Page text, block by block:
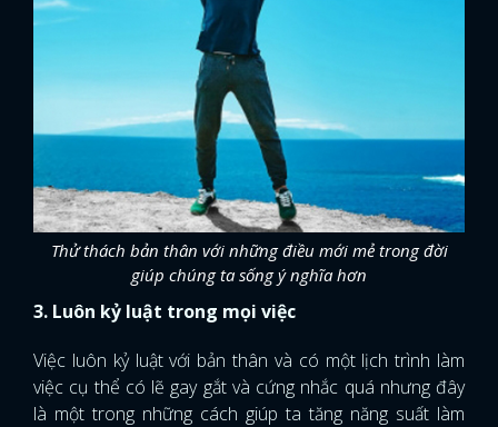
Thử thách bản thân với những điều mới mẻ trong đời
giúp chúng ta sống ý nghĩa hơn
3. Luôn kỷ luật trong mọi việc
Việc luôn kỷ luật với bản thân và có một lịch trình làm
việc cụ thể có lẽ gay gắt và cứng nhắc quá nhưng đây
là một trong những cách giúp ta tăng năng suất làm